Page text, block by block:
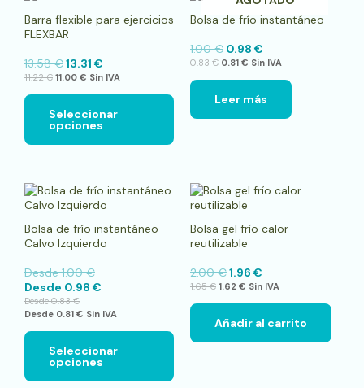
Barra flexible para ejercicios
FLEXBAR
13.58€13.31 €
11.22€ 11.00 € Sin IVA
Seleccionar
opciones
tiene
variantes.
Las
opciones
se
pueden
en
producto
Bolsa de frío instantáneo
1.00€ 0.98 €
0.83€ 0.81 € Sin IVA
Leer más
Bolsa de frío instantáneo
Calvo Izquierdo
Desde1.00€
Desde 0.98 €
Desde0.83€
Desde 0.81 € Sin IVA
Seleccionar
opciones
Este
producto
múltiples
variantes.
opciones
pueden
en
de
Bolsa gel frío calor
reutilizable
2.00€1.96 €
1.65€ 1.62 € Sin IVA
Añadir al carrito